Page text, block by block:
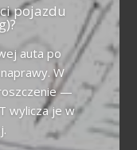
pojazdu
auta po
W
—
wylicza je w